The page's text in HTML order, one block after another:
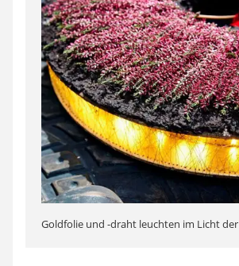
Goldfolie und -draht leuchten im Licht der